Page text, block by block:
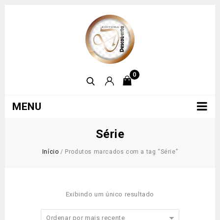
0
MENU
Série
Início / Produtos marcados com a tag “Série”
Exibindo um único resultado
Ordenar por mais recente